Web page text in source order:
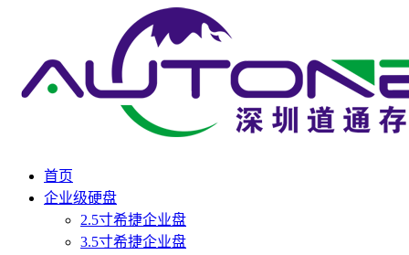
首页
企业级硬盘
2.5寸希捷企业盘
3.5寸希捷企业盘